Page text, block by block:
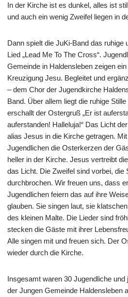
In der Kirche ist es dunkel, alles ist
und auch ein wenig Zweifel liegen in
Dann spielt die JuKi-Band das ruhige
Lied „Lead Me To The Cross“.
Gemeinde in Haldensleben zeigen
Kreuzigung Jesu. Begleitet und
– dem Chor der Jugendkirche
Band. Über allem liegt die ruhige
erschallt der Ostergruß „Er ist
auferstanden! Halleluja!“ Das Licht
alias Jesus in die Kirche getragen.
Jugendlichen die Osterkerzen der
heller in der Kirche. Jesus vertreibt
das Licht. Die Zweifel sind vorbei, die
durchbrochen. Wir freuen uns, dass
Jugendlichen feiern das auf ihre
glauben. Sie singen laut, sie
des kleinen Malte. Die Lieder sind
stecken die Gäste mit ihrer
Alle singen mit und freuen sich. Der
wieder durch die Kirche.
Insgesamt waren 30 Jugendliche
der Jungen Gemeinde Haldensleben